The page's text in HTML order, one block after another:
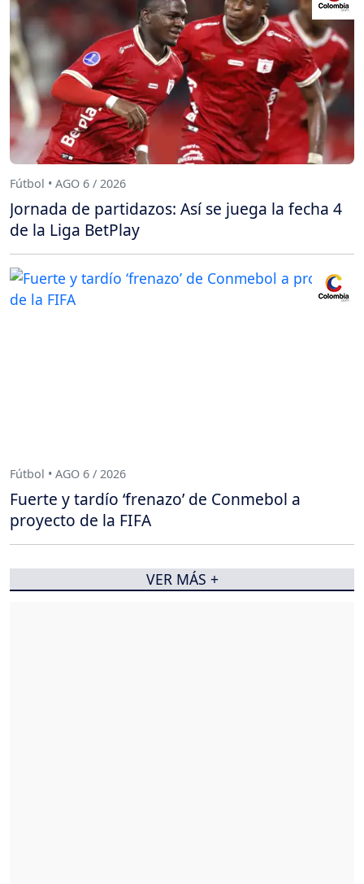
Fútbol • AGO 6 / 2026
Jornada de partidazos: Así se juega la fecha 4
de la Liga BetPlay
Fútbol • AGO 6 / 2026
Fuerte y tardío ‘frenazo’ de Conmebol a
proyecto de la FIFA
VER MÁS +